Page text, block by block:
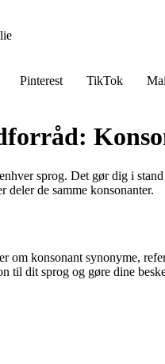
Pinterest TikTok
sprog. Det gør dig i
de samme konsonanter.
om konsonant synonyme,
til dit sprog og gøre dine